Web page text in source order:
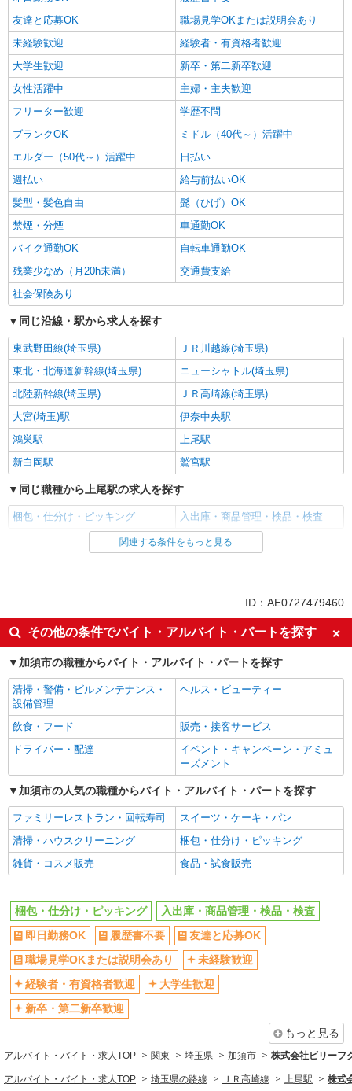
友達と応募OK
職場見学OKまたは説明会あり
未経験歓迎
経験者・有資格者歓迎
大学生歓迎
新卒・第二新卒歓迎
女性活躍中
主婦・主夫歓迎
フリーター歓迎
学歴不問
ブランクOK
ミドル（40代～）活躍中
エルダー（50代～）活躍中
日払い
週払い
給与前払いOK
髪型・髪色自由
髭（ひげ）OK
禁煙・分煙
車通勤OK
バイク通勤OK
自転車通勤OK
残業少なめ（月20h未満）
交通費支給
社会保険あり
同じ沿線・駅から求人を探す
東武野田線(埼玉県)
ＪＲ川越線(埼玉県)
東北・北海道新幹線(埼玉県)
ニューシャトル(埼玉県)
北陸新幹線(埼玉県)
ＪＲ高崎線(埼玉県)
大宮(埼玉)駅
伊奈中央駅
鴻巣駅
上尾駅
新白岡駅
鷲宮駅
同じ職種から上尾駅の求人を探す
梱包・仕分け・ピッキング 入出庫・商品管理・検品・検査
同じ雇用形態から上尾駅の求人を探す
同じ特徴から上尾駅の求人を探す
即日勤務OK
履歴書不要
友達と応募OK
職場見学OKまたは説明会あり
未経験歓迎
経験者・有資格者歓迎
大学生歓迎
新卒・第二新卒歓迎
女性活躍中
主婦・主夫歓迎
学歴不問
ブランクOK
ミドル（40代～）活躍中
エルダー（50代～）活躍中
日払い
週払い
給与前払いOK
髪型・髪色自由
髭（ひげ）OK
禁煙・分煙
車通勤OK
バイク通勤OK
自転車通勤OK
残業少なめ（月20h未満）
交通費支給
社会保険あり
同じ職種から求人を探す
軽作業・製造・物流
梱包・仕分け・ピッキング
入出庫・商品管理・検品・検査
同じ特徴から求人を探す
未経験歓迎 大学生歓迎
関連する条件をもっと見る
ID：AE0727479460
その他の条件でバイト・アルバイト・パートを探す
加須市の職種からバイト・アルバイト・パートを探す
清掃・警備・ビルメンテナンス・
設備管理
ヘルス・ビューティー
飲食・フード
販売・接客サービス
ドライバー・配達
イベント・キャンペーン・アミュ
ーズメント
加須市の人気の職種からバイト・アルバイト・パートを探す
ファミリーレストラン・回転寿司
スイーツ・ケーキ・パン
清掃・ハウスクリーニング
梱包・仕分け・ピッキング
雑貨・コスメ販売
食品・試食販売
梱包・仕分け・ピッキング
入出庫・商品管理・検品・検査
即日勤務OK
履歴書不要
友達と応募OK
職場見学OKまたは説明会あり
未経験歓迎
経験者・有資格者歓迎
大学生歓迎
新卒・第二新卒歓迎
もっと見る
アルバイト・バイト・求人TOP 関東 埼玉県 加須市 株式会社ビリーフ
アルバイト・バイト・求人TOP 埼玉県の路線 ＪＲ高崎線 上尾駅 株式